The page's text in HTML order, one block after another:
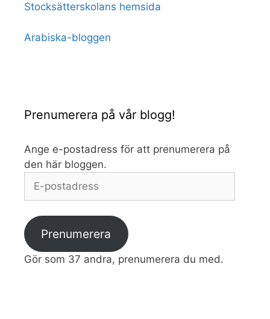
Stocksätterskolans hemsida
Arabiska-bloggen
Prenumerera på vår blogg!
Ange e-postadress för att prenumerera på
den här bloggen.
postadress
Prenumerera
Gör som 37 andra, prenumerera du med.